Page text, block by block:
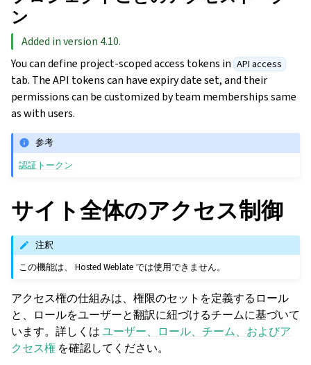
ン
Added in version 4.10.
You can define project-scoped access tokens in API access
tab. The API tokens can have expiry date set, and their
permissions can be customized by team memberships same
as with users.
参考
認証トークン
サイト全体のアクセス制御
注釈
この機能は、 Hosted Weblate では使用できません。
アクセス権の仕組みは、権限のセットを定義するロール
と、ロールをユーザーと翻訳に紐づけるチームに基づいて
います。詳しくはユーザー、ロール、チーム、およびア
クセス権 を確認してください。